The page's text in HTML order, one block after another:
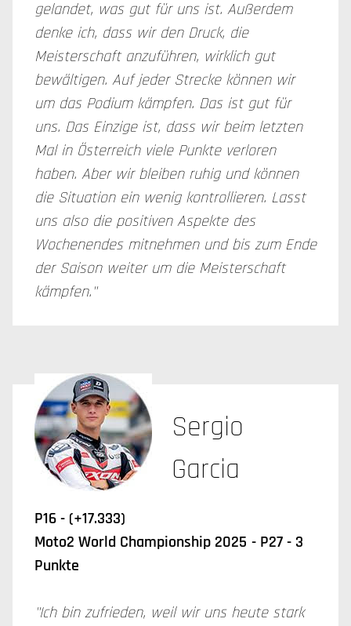
gelandet, was gut für uns ist. Außerdem
denke ich, dass wir den Druck, die
Meisterschaft anzuführen, wirklich gut
bewältigen. Auf jeder Strecke können wir
um das Podium kämpfen. Das ist gut für
uns. Das Einzige ist, dass wir beim letzten
Mal in Österreich viele Punkte verloren
haben. Aber wir bleiben ruhig und können
die Situation ein wenig kontrollieren. Lasst
uns also die positiven Aspekte des
Wochenendes mitnehmen und bis zum Ende
der Saison weiter um die Meisterschaft
kämpfen."
Sergio
Garcia
P16 - (+17.333)
Moto2 World Championship 2025 - P27 - 3
Punkte
"Ich bin zufrieden, weil wir uns heute stark